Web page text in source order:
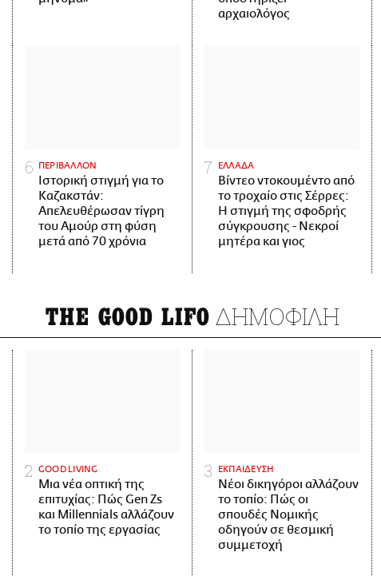
αρχαιολόγος
ΠΕΡΙΒΑΛΛΟΝ
Ιστορική στιγμή για το
Καζακστάν:
Απελευθέρωσαν τίγρη
του Αμούρ στη φύση
μετά από 70 χρόνια
ΕΛΛΑΔΑ
Βίντεο ντοκουμέντο από
το τροχαίο στις Σέρρες:
Η στιγμή της σφοδρής
σύγκρουσης - Νεκροί
μητέρα και γιος
THE GOOD LIFO ΔΗΜΟΦΙΛΗ
GOOD LIVING
Μια νέα οπτική της
επιτυχίας: Πώς Gen Zs
και Millennials αλλάζουν
το τοπίο της εργασίας
ΕΚΠΑΙΔΕΥΣΗ
Νέοι δικηγόροι αλλάζουν
το τοπίο: Πώς οι
σπουδές Νομικής
οδηγούν σε θεσμική
συμμετοχή